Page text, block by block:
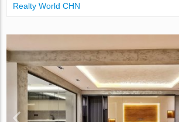
Realty World CHN